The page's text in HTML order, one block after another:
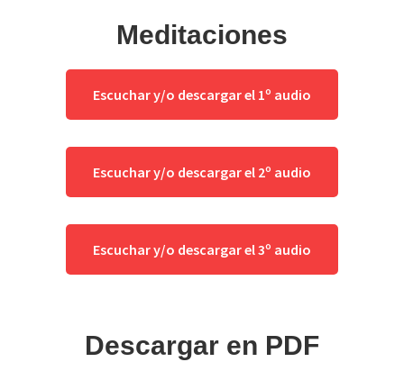
Meditaciones
Escuchar y/o descargar el 1º audio
Escuchar y/o descargar el 2º audio
Escuchar y/o descargar el 3º audio
Descargar en PDF